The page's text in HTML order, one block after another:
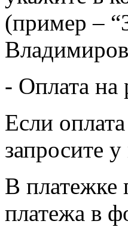
(пример –
- Оплата на
Если
запросите
В платежке
платежа в